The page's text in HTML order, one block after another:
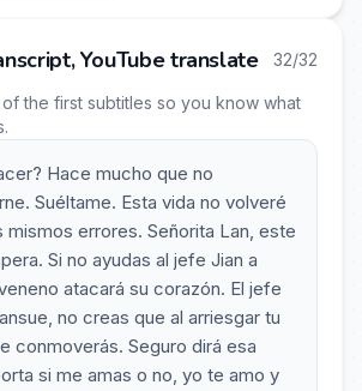
YouTube translate 32/32
the first subtitles so you know what
Hace mucho que no
Suéltame. Esta vida no volveré
errores. Señorita Lan, este
Si no ayudas al jefe Jian a
atacará su corazón. El jefe
no creas que al arriesgar tu
conmoverás. Seguro dirá esa
si me amas o no, yo te amo y